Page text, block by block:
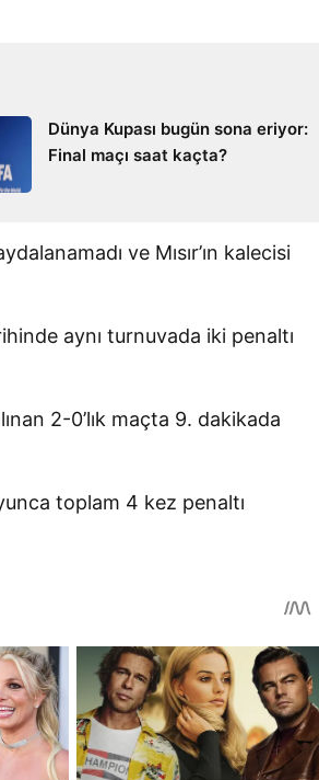
Dünya Kupası bugün sona eriyor:
Final maçı saat kaçta?
ve Mısır’ın kalecisi
aynı turnuvada iki penaltı
2-0’lık maçta 9. dakikada
toplam 4 kez penaltı